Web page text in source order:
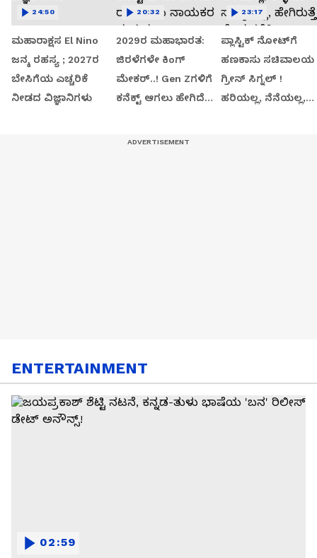
ಮಹಾರಾಕ್ಷಸ El Nino
ಜನ್ಮ ರಹಸ್ಯ ; 2027ರ
ಬೇಸಿಗೆಯ ಎಚ್ಚರಿಕೆ
ನೀಡದ ವಿಜ್ಞಾನಿಗಳು
24:50
2029ರ ಮಹಾಭಾರತ:
ಜಿರಳೆಗಳೇ ಕಿಂಗ್
ಮೇಕರ್..! Gen Zಗಳಿಗೆ
ಕನೆಕ್ಟ್ ಆಗಲು ಹೇಗಿದೆ
20:32
ಪ್ಲಾಸ್ಟಿಕ್ ನೋಟ್‌ಗೆ
ಹಣಕಾಸು ಸಚಿವಾಲಯ
ಗ್ರೀನ್​​ ಸಿಗ್ನಲ್​​​ !
ಹರಿಯಲ್ಲ, ನೆನೆಯಲ್ಲ,
23:17
ENTERTAINMENT
02:59